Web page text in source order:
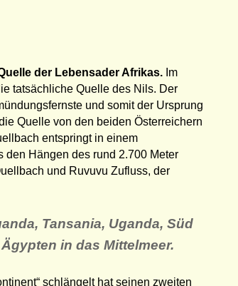
der Lebensader Afrikas. Im
tatsächliche Quelle des Nils. Der
und somit der Ursprung
Quelle von den beiden Österreichern
entspringt in einem
den Hängen des rund 2.700 Meter
und Ruvuvu Zufluss, der
Tansania, Uganda, Süd
in das Mittelmeer.
schlängelt hat seinen zweiten